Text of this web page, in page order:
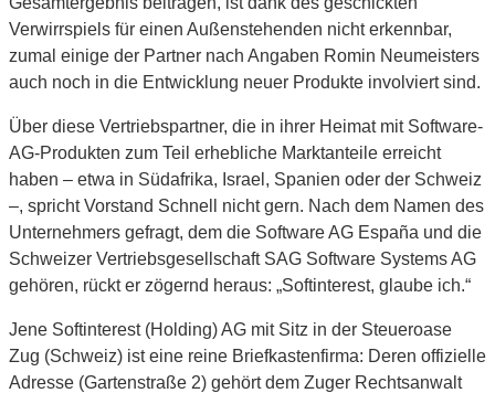
Verwirrspiels für einen Außenstehenden nicht erkennbar,
zumal einige der Partner nach Angaben Romin Neumeisters
auch noch in die Entwicklung neuer Produkte involviert sind.
Über diese Vertriebspartner, die in ihrer Heimat mit Software-
AG-Produkten zum Teil erhebliche Marktanteile erreicht
haben – etwa in Südafrika, Israel, Spanien oder der Schweiz
–, spricht Vorstand Schnell nicht gern. Nach dem Namen des
Unternehmers gefragt, dem die Software AG España und die
Schweizer Vertriebsgesellschaft SAG Software Systems AG
gehören, rückt er zögernd heraus: „Softinterest, glaube ich.“
Jene Softinterest (Holding) AG mit Sitz in der Steueroase
Zug (Schweiz) ist eine reine Briefkastenfirma: Deren offizielle
Adresse (Gartenstraße 2) gehört dem Zuger Rechtsanwalt